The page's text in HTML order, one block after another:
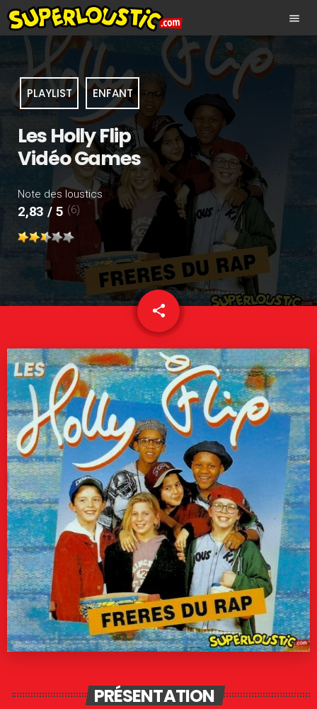
menu
PLAYLIST ENFANT
Les Holly Flip
Vidéo Games
Note des loustics
2,83 / 5 (6)
share
email
PRÉSENTATION